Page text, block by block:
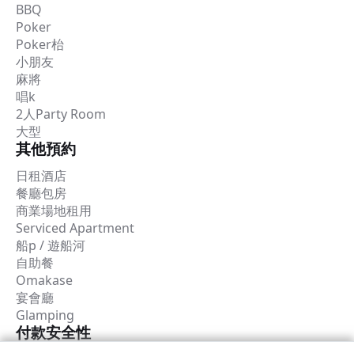
BBQ
Poker
Poker枱
小朋友
麻將
唱k
2人Party Room
大型
其他預約
日租酒店
餐廳包房
商業場地租用
Serviced Apartment
船p / 遊船河
自助餐
Omakase
宴會廳
Glamping
付款安全性